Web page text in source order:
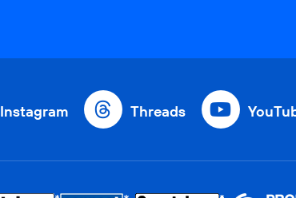
Instagram Threads